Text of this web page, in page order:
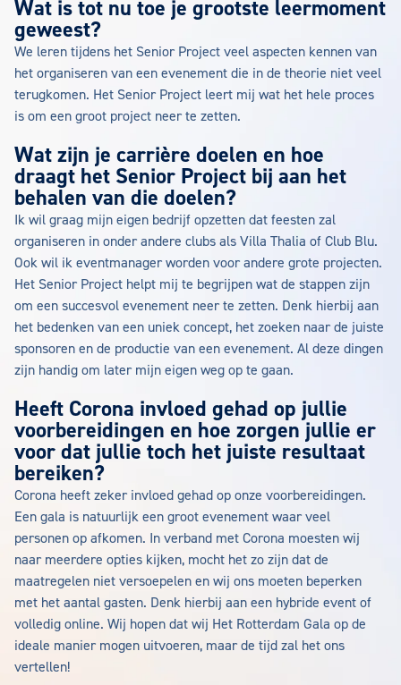
Wat is tot nu toe je grootste leermoment
geweest?
We leren tijdens het Senior Project veel aspecten kennen van
het organiseren van een evenement die in de theorie niet veel
terugkomen. Het Senior Project leert mij wat het hele proces
is om een groot project neer te zetten.
Wat zijn je carrière doelen en hoe
draagt het Senior Project bij aan het
behalen van die doelen?
Ik wil graag mijn eigen bedrijf opzetten dat feesten zal
organiseren in onder andere clubs als Villa Thalia of Club Blu.
Ook wil ik eventmanager worden voor andere grote projecten.
Het Senior Project helpt mij te begrijpen wat de stappen zijn
om een succesvol evenement neer te zetten. Denk hierbij aan
het bedenken van een uniek concept, het zoeken naar de juiste
sponsoren en de productie van een evenement. Al deze dingen
zijn handig om later mijn eigen weg op te gaan.
Heeft Corona invloed gehad op jullie
voorbereidingen en hoe zorgen jullie er
voor dat jullie toch het juiste resultaat
bereiken?
Corona heeft zeker invloed gehad op onze voorbereidingen.
Een gala is natuurlijk een groot evenement waar veel
personen op afkomen. In verband met Corona moesten wij
naar meerdere opties kijken, mocht het zo zijn dat de
maatregelen niet versoepelen en wij ons moeten beperken
met het aantal gasten. Denk hierbij aan een hybride event of
volledig online. Wij hopen dat wij Het Rotterdam Gala op de
ideale manier mogen uitvoeren, maar de tijd zal het ons
vertellen!